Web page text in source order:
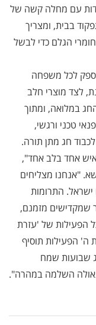
עם מחלה קשה של
בבית, ומצריך
הגלם כדי לבשל
לספק לכל משפחה
לצד מוצרי חלב
במלואה, ומתוך
טכני ורגשי,
חג מתן תורה.
אחד בלב אחד",
"אנחנו מצליחים
התרומות
שמקדישים מזמנם,
הפעילות של 'עזרת
ה' הפעילות תוסיף
שבועות שמח
השלמה במהרה".